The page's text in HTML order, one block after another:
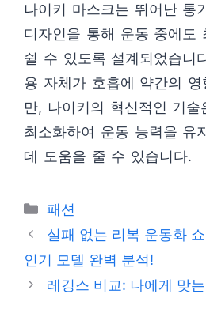
나이키 마스크는 뛰어난 통
디자인을 통해 운동 중에도
쉴 수 있도록 설계되었습니
용 자체가 호흡에 약간의
만, 나이키의 혁신적인 기
최소화하여 운동 능력을 유
데 도움을 줄 수 있습니다.
카
테
리
패션
실패 없는 리복 운동화
인기 모델 완벽 분석!
레깅스 비교: 나에게 맞